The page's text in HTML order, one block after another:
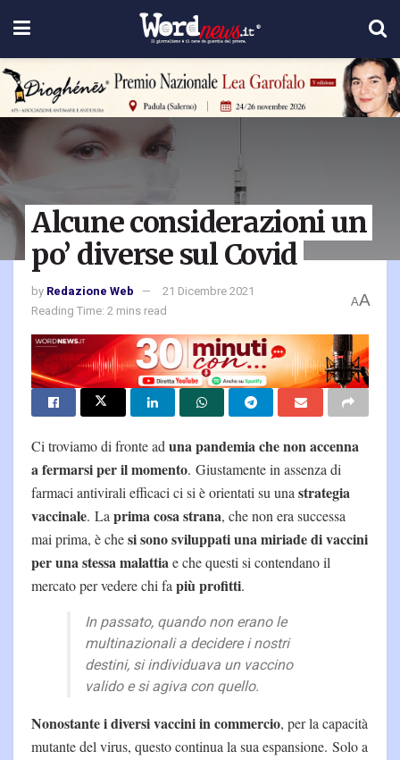
Alcune considerazioni un
po’ diverse sul Covid
by Redazione Web
21 Dicembre 2021
Reading Time: 2 mins read
AA
Ci troviamo di fronte ad una pandemia che non accenna
a fermarsi per il momento. Giustamente in assenza di
farmaci antivirali efficaci ci si è orientati su una strategia
vaccinale. La prima cosa strana, che non era successa
mai prima, è chesi sono sviluppati una miriade di vaccini
per una stessa malattiae che questi si contendano il
mercato per vedere chi fa più profitti.
In passato, quando non erano le
multinazionali a decidere i nostri
destini, si individuava un vaccino
valido e si agiva con quello.
Nonostante i diversi vaccini in commercio, per la capacità
mutante del virus, questo continua la sua espansione. Solo a